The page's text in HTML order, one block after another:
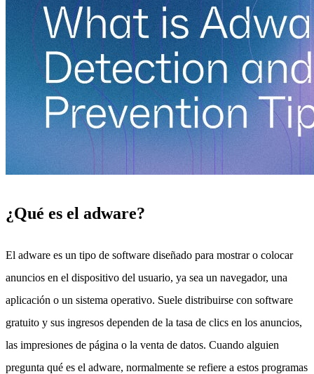
¿Qué es el adware?
El adware es un tipo de software diseñado para mostrar o colocar
anuncios en el dispositivo del usuario, ya sea un navegador, una
aplicación o un sistema operativo. Suele distribuirse con software
gratuito y sus ingresos dependen de la tasa de clics en los anuncios,
las impresiones de página o la venta de datos. Cuando alguien
pregunta qué es el adware, normalmente se refiere a estos programas